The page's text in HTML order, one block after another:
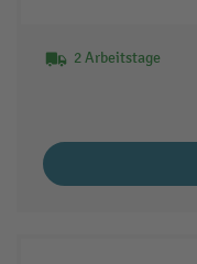
2 Arbeitstage